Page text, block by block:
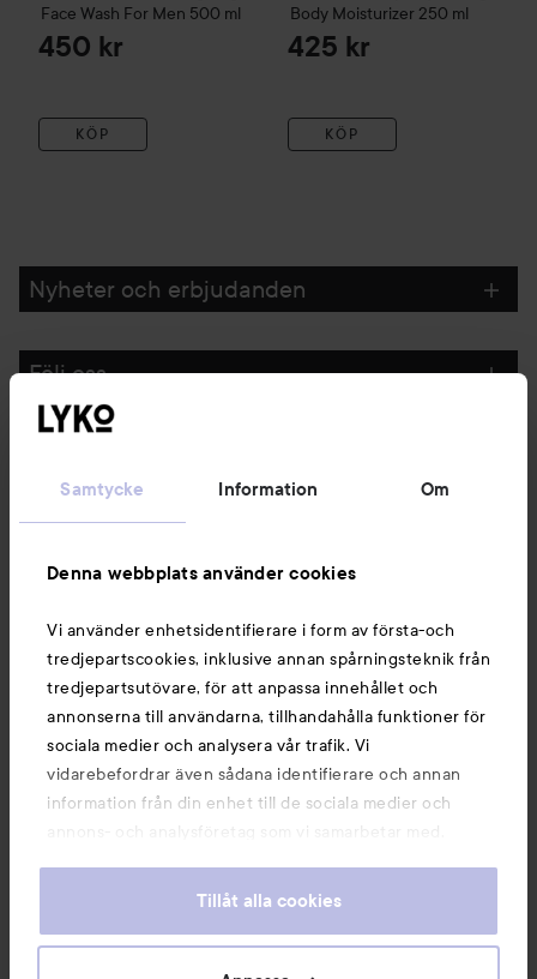
Samtycke Information Om
Denna webbplats använder cookies
Vi använder enhetsidentifierare i form av första-och
tredjepartscookies, inklusive annan spårningsteknik från
tredjepartsutövare, för att anpassa innehållet och
annonserna till användarna, tillhandahålla funktioner för
sociala medier och analysera vår trafik. Vi
vidarebefordrar även sådana identifierare och annan
information från din enhet till de sociala medier och
annons- och analysföretag som vi samarbetar med.
information som du har tillhandahållit eller som de har
våra cookies vid fortsatt användande av vår webbplats.
Tillåt alla cookies
Face Wash For Men 500 ml
450 kr
KÖP
Body Moisturizer 250 ml
425 kr
KÖP
Nyheter och erbjudanden
Följ oss
Du kanske också gillar